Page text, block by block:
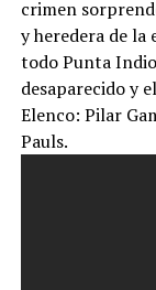
crimen
y heredera de
todo Punta
desaparecido y
Elenco: Pilar
Pauls.